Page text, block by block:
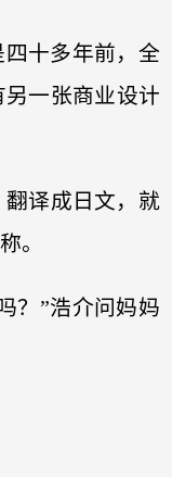
十多年前，全
一张商业设计
翻译成日文，就
。
？”浩介问妈妈